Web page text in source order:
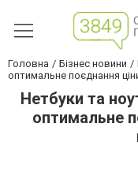
Головна Бізнес новини
оптимальне поєднання
Нетбуки та
оптимальне